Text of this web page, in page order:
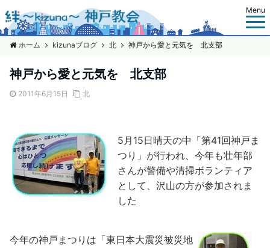
Menu
ホーム kizunaブログ 北 神戸から愛と元気を 北支部
神戸から愛と元気を 北支部
2011年6月15日 北
5月15日晴天の中「第41回神戸ま
つり」が行われ、今年も壮年部
さんが警備や清掃ボランティア
として、沢山の方が参加されま
した
今年の神戸まつりは「東日本大震災被災地